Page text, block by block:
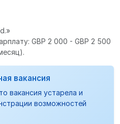
GBP 2 000 - GBP 2 500
вакансия
вакансия устарела и
возможностей